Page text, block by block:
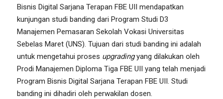
Bisnis Digital Sarjana Terapan FBE UII mendapatkan
kunjungan studi banding dari Program Studi D3
Manajemen Pemasaran Sekolah Vokasi Universitas
Sebelas Maret (UNS). Tujuan dari studi banding ini adalah
untuk mengetahui proses upgradingyang dilakukan oleh
Prodi Manajemen Diploma Tiga FBE UII yang telah menjadi
Program Bisnis Digital Sarjana Terapan FBE UII. Studi
banding ini dihadiri oleh perwakilan dosen.